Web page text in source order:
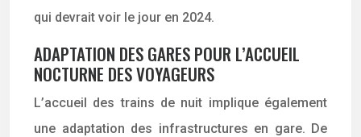
qui devrait voir le jour en 2024.
ADAPTATION DES GARES POUR L’ACCUEIL
NOCTURNE DES VOYAGEURS
L’accueil des trains de nuit implique également
une adaptation des infrastructures en gare. De